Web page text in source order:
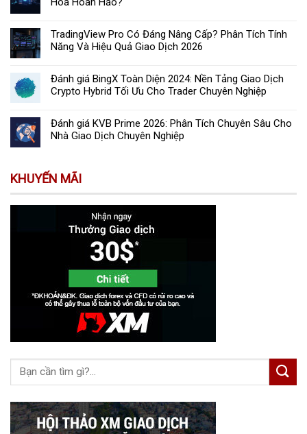
TradingView Pro Có Đáng Nâng Cấp? Phân Tích Tính
Năng Và Hiệu Quả Giao Dịch 2026
Đánh giá BingX Toàn Diện 2024: Nền Tảng Giao Dịch
Crypto Hybrid Tối Ưu Cho Trader Chuyên Nghiệp
Đánh giá KVB Prime 2026: Phân Tích Chuyên Sâu Cho
Nhà Giao Dịch Chuyên Nghiệp
KHUYẾN MÃI